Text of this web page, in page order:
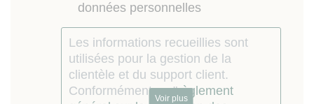
données personnelles
Les informations recueillies sont
utilisées pour la gestion de la
clientèle et du support client.
Conformément au "règlement
Voir plus